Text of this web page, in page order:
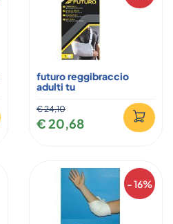
futuro reggibraccio
adulti tu
€ 24,10
€ 20,68
- 16%